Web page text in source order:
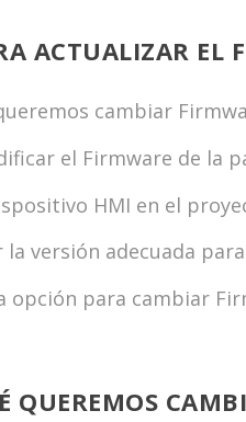
ACTUALIZAR EL
cambiar
el Firmware de la
HMI en el
la versión adecuada
opción para cambiar
QUEREMOS